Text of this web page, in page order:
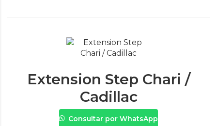
Extension Step Chari /
Cadillac
Consultar por WhatsApp